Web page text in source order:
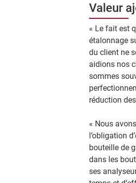
Valeur
« Le fait est
étalonnage
du client ne
aidions nos
sommes
réduction
« Nous
l’obligation
bouteille de
dans les
ses